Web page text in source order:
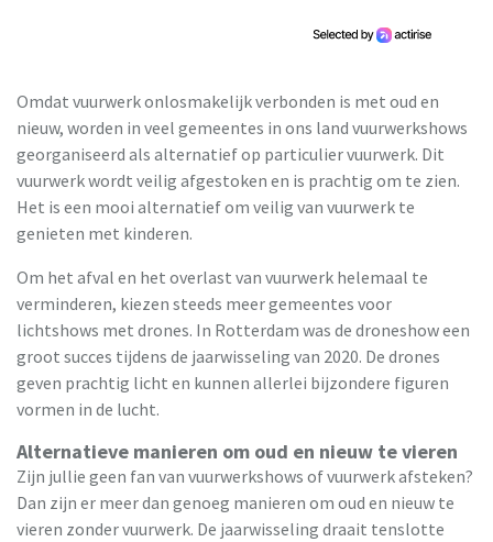
Omdat vuurwerk onlosmakelijk verbonden is met oud en
nieuw, worden in veel gemeentes in ons land vuurwerkshows
georganiseerd als alternatief op particulier vuurwerk. Dit
vuurwerk wordt veilig afgestoken en is prachtig om te zien.
Het is een mooi alternatief om veilig van vuurwerk te
genieten met kinderen.
Om het afval en het overlast van vuurwerk helemaal te
verminderen, kiezen steeds meer gemeentes voor
lichtshows met drones. In Rotterdam was de droneshow een
groot succes tijdens de jaarwisseling van 2020. De drones
geven prachtig licht en kunnen allerlei bijzondere figuren
vormen in de lucht.
Alternatieve manieren om oud en nieuw te vieren
Zijn jullie geen fan van vuurwerkshows of vuurwerk afsteken?
Dan zijn er meer dan genoeg manieren om oud en nieuw te
vieren zonder vuurwerk. De jaarwisseling draait tenslotte